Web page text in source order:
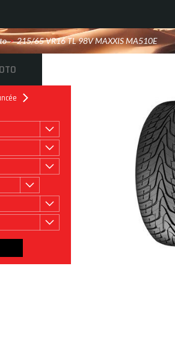
> 215/65 VR16 TL 98V MAXXIS MA510E
ROULAGE À PLAT